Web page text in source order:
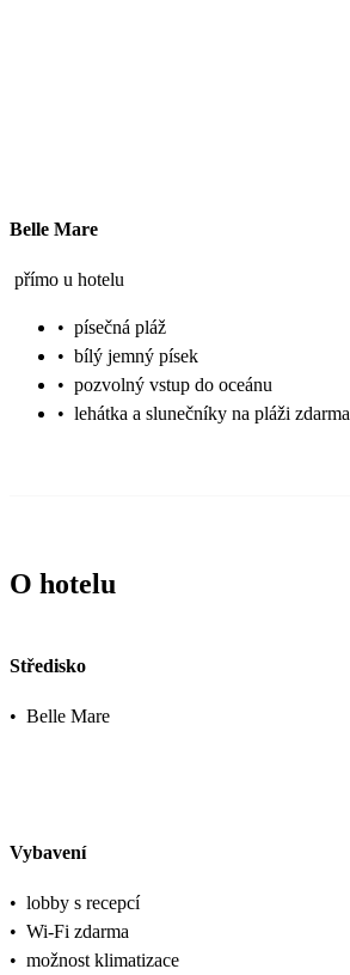
Belle Mare
přímo u hotelu
• písečná pláž
• bílý jemný písek
• pozvolný vstup do oceánu
• lehátka a slunečníky na pláži zdarma
O hotelu
Středisko
• Belle Mare
Vybavení
• lobby s recepcí
• Wi-Fi zdarma
• možnost klimatizace